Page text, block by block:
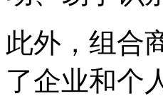
此外，组合
了企业和个